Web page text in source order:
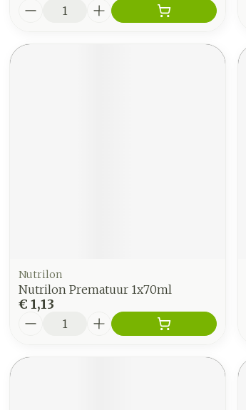
Nutrilon
Nutrilon Prematuur 1x70ml
€ 1,13